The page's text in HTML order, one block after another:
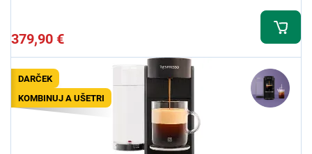
379,90 €
DARČEK
KOMBINUJ A UŠETRI